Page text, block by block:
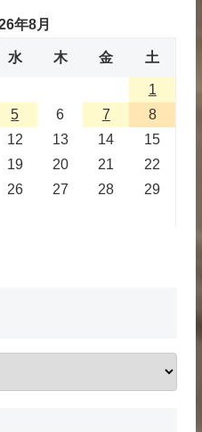
年8月
水 木 金 土
1
5 6 7
8
12 13 14
15
19 20 21
22
26 27 28
29